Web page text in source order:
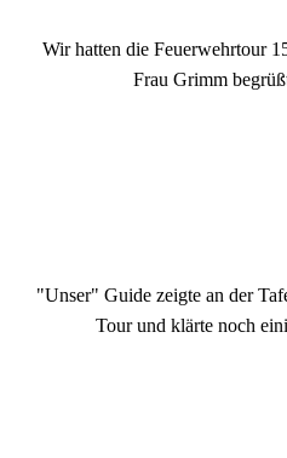
Wir hatten die Feuerwehrtour
Frau Grimm
"Unser" Guide zeigte an der
Tour und klärte noch